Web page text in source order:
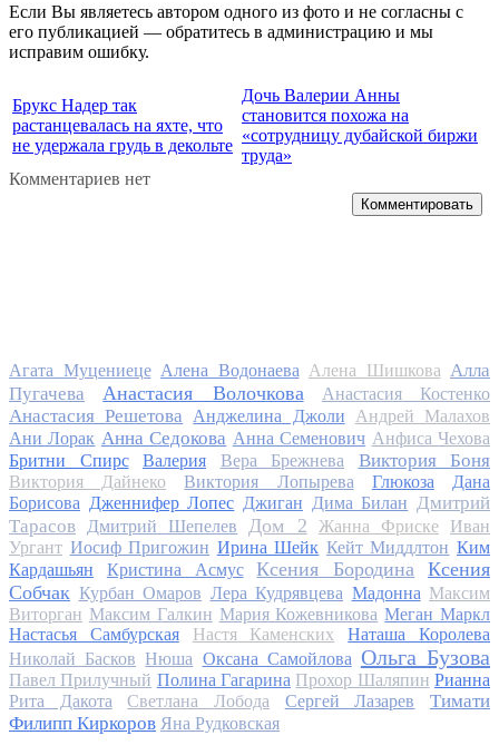
Если Вы являетесь автором одного из фото и не согласны с
его публикацией — обратитесь в администрацию и мы
исправим ошибку.
Брукс Надер так
растанцевалась на яхте, что
не удержала грудь в декольте
Дочь Валерии Анны
становится похожа на
«сотрудницу дубайской биржи
труда»
Комментариев нет
Комментировать
Агата Муцениеце Алена Водонаева Алена Шишкова Алла
Пугачева
Анастасия Волочкова Анастасия Костенко
Анастасия Решетова Анджелина Джоли
Андрей Малахов
Ани Лорак Анна Седокова Анна Семенович Анфиса Чехова
Бритни Спирс
Валерия Вера Брежнева Виктория Боня
Виктория Дайнеко Виктория Лопырева Глюкоза
Дана
Борисова Дженнифер Лопес Джиган Дима Билан Дмитрий
Тарасов
Дмитрий Шепелев Дом 2 Жанна Фриске
Иван
Ургант Иосиф Пригожин Ирина Шейк Кейт Миддлтон Ким
Кардашьян
Кристина Асмус Ксения Бородина
Ксения
Собчак Курбан Омаров Лера Кудрявцева Мадонна Максим
Виторган Максим Галкин Мария Кожевникова Меган Маркл
Настасья Самбурская
Настя Каменских
Наташа Королева
Николай Басков Нюша Оксана Самойлова Ольга Бузова
Павел Прилучный Полина Гагарина Прохор Шаляпин Рианна
Рита Дакота
Светлана Лобода Сергей Лазарев
Тимати
Филипп Киркоров Яна Рудковская